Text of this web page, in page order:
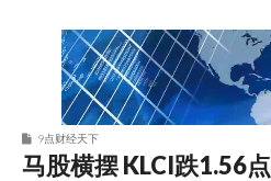
9点股票
9点财经天下
马股横摆 KLCI跌1.56点